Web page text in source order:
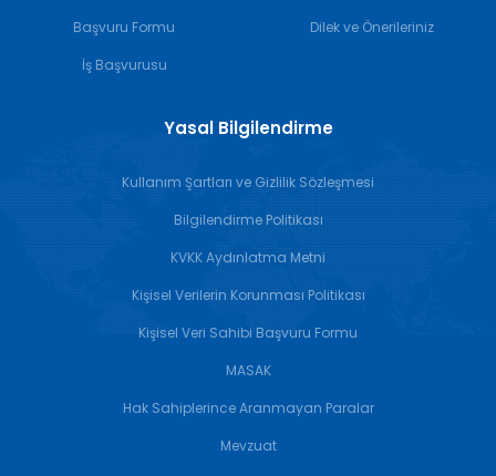
Başvuru Formu
İş Başvurusu
Dilek ve Önerileriniz
Yasal Bilgilendirme
Kullanım Şartları ve Gizlilik Sözleşmesi
Bilgilendirme Politikası
KVKK Aydınlatma Metni
Kişisel Verilerin Korunması Politikası
Kişisel Veri Sahibi Başvuru Formu
MASAK
Hak Sahiplerince Aranmayan Paralar
Mevzuat